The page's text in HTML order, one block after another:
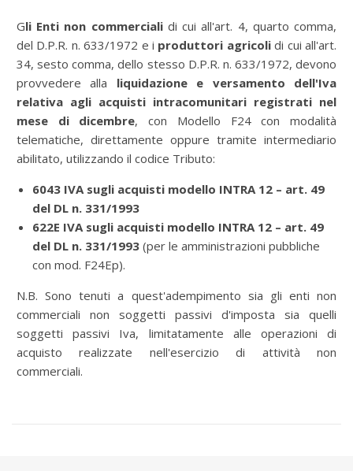
Gli Enti non commerciali di cui all'art. 4, quarto comma,
del D.P.R. n. 633/1972 e i produttori agricolidi cui all'art.
34, sesto comma, dello stesso D.P.R. n. 633/1972, devono
provvedere alla liquidazione e versamento dell'Iva
relativa agli acquisti intracomunitari registrati nel
mese di dicembre, con
Modello F24 con modalità
telematiche, direttamente oppure tramite intermediario
abilitato, utilizzando il codice Tributo:
6043 IVA sugli acquisti modello INTRA 12 – art. 49
del DL n. 331/1993
622E IVA sugli acquisti modello INTRA 12 – art. 49
del DL n. 331/1993 (per le amministrazioni pubbliche
con mod. F24Ep).
N.B. Sono tenuti a quest'adempimento sia gli enti non
commerciali non soggetti passivi d'imposta sia quelli
soggetti passivi Iva, limitatamente alle operazioni di
acquisto realizzate nell'esercizio di attività non
commerciali.